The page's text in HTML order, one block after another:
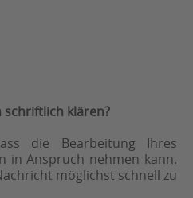
schriftlich klären?
die Bearbeitung Ihres
in Anspruch nehmen kann.
möglichst schnell zu